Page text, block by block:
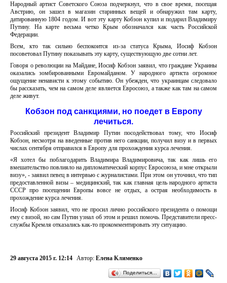
Народный артист Советского Союза подчеркнул, что в свое время, посещая
Австрию, он зашел в магазин старинных вещей и обнаружил там карту,
датированную 1804 годом. И вот эту карту Кобзон купил и подарил Владимиру
Путину. На карте весьма четко Крым обозначался как часть Российской
Федерации.
Всем, кто так сильно беспокоится из-за статуса Крыма, Иосиф Кобзон
посоветовал Путину показывать эту карту, существующую две сотни лет.
Говоря о революции на Майдане, Иосиф Кобзон заявил, что граждане Украины
оказались зомбированными Евромайданом. У народного артиста огромное
ощущение ненависти к этому событию. Он убежден, что украинцам следовало
бы рассказать, чем на самом деле является Евросоюз, а также как там на самом
деле живут.
Кобзон под санкциями, но поедет в Европу
лечиться.
Российский президент Владимир Путин посодействовал тому, что Иосиф
Кобзон, несмотря на введенные против него санкции, получил визу и в первых
числах сентября отправился в Европу для прохождения курса лечения.
«Я хотел бы поблагодарить Владимира Владимировича, так как лишь его
вмешательство повлияло на дипломатический корпус Евросоюза, и мне открыли
визу», - заявил певец в интервью с журналистами. При этом он уточнил, что тип
предоставленной визы – медицинский, так как главная цель народного артиста
СССР про посещении Европы вовсе не отдых, а острая необходимость в
прохождение курса лечения.
Иосиф Кобзон заявил, что не просил лично российского президента о помощи
ему с визой, но сам Путин узнал об этом и решил помочь. Представители пресс-
службы Кремля отказались как-то прокомментировать эту ситуацию.
29 августа 2015 г. 12:14 Автор: Елена Клименко
Поделиться…